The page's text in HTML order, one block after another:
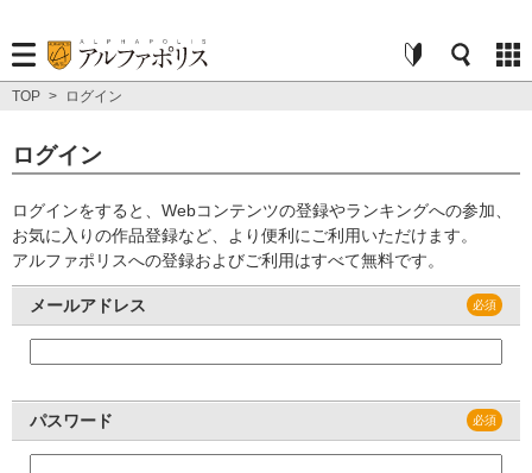
TOP > ログイン
ログイン
ログインをすると、Webコンテンツの登録やランキングへの参加、
お気に入りの作品登録など、より便利にご利用いただけます。
アルファポリスへの登録およびご利用はすべて無料です。
メールアドレス
パスワード